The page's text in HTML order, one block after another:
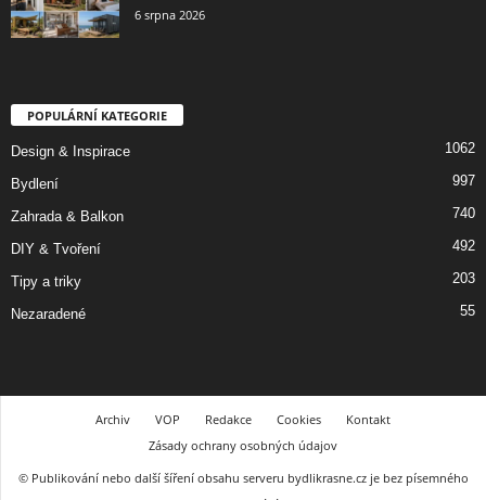
6 srpna 2026
POPULÁRNÍ KATEGORIE
Design & Inspirace 1062
Bydlení 997
Zahrada & Balkon 740
DIY & Tvoření 492
Tipy a triky 203
Nezaradené 55
Archiv VOP Redakce Cookies
Kontakt
Zásady ochrany osobných údajov
© Publikování nebo další šíření obsahu serveru bydlikrasne.cz je bez písemného